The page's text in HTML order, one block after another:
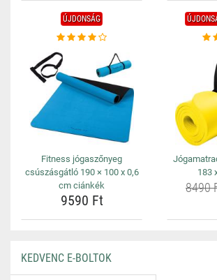
ÚJDONSÁG
Fitness jógaszőnyeg
csúszásgátló 190 × 100 x 0,6
cm ciánkék
9590 Ft
183
8490
KEDVENC E-BOLTOK